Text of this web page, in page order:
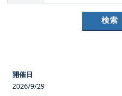
2026/9/29